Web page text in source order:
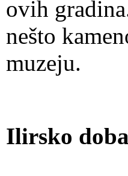
ovih
nešto
muzeju.
Ilirsko doba